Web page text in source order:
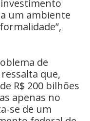
um ambiente
de
que,
R$ 200 bilhões
apenas no
se de um